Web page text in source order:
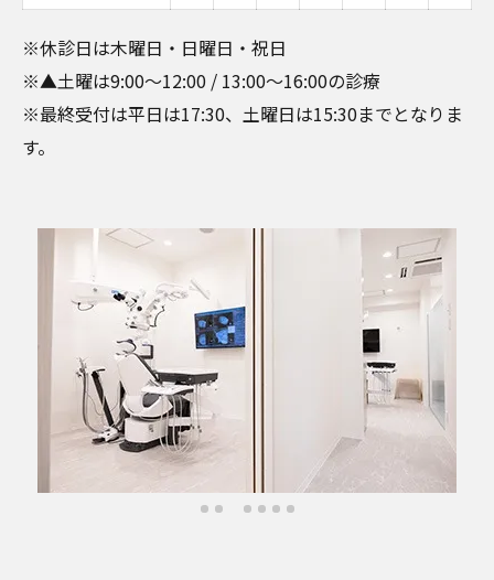
※休診日は木曜日・日曜日・祝日
※▲⼟曜は9:00〜12:00 / 13:00〜16:00の診療
※最終受付は平日は17:30、土曜日は15:30までとなりま
す。